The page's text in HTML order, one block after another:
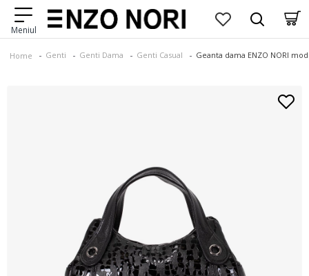
Home Genti Genti Dama Genti Casual Geanta dama ENZO NORI